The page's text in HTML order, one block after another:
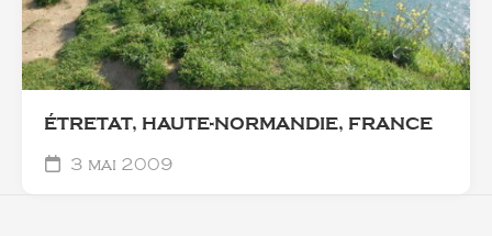
ÉTRETAT, HAUTE-NORMANDIE, FRANCE
3 mai 2009